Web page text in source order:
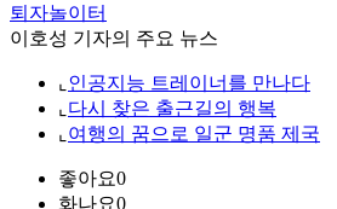
퇴자놀이터
이호성 기자의 주요 뉴스
⌞ 인공지능 트레이너를 만나다
⌞ 다시 찾은 출근길의 행복
⌞ 여행의 꿈으로 일군 명품 제국
좋아요0
화나요0